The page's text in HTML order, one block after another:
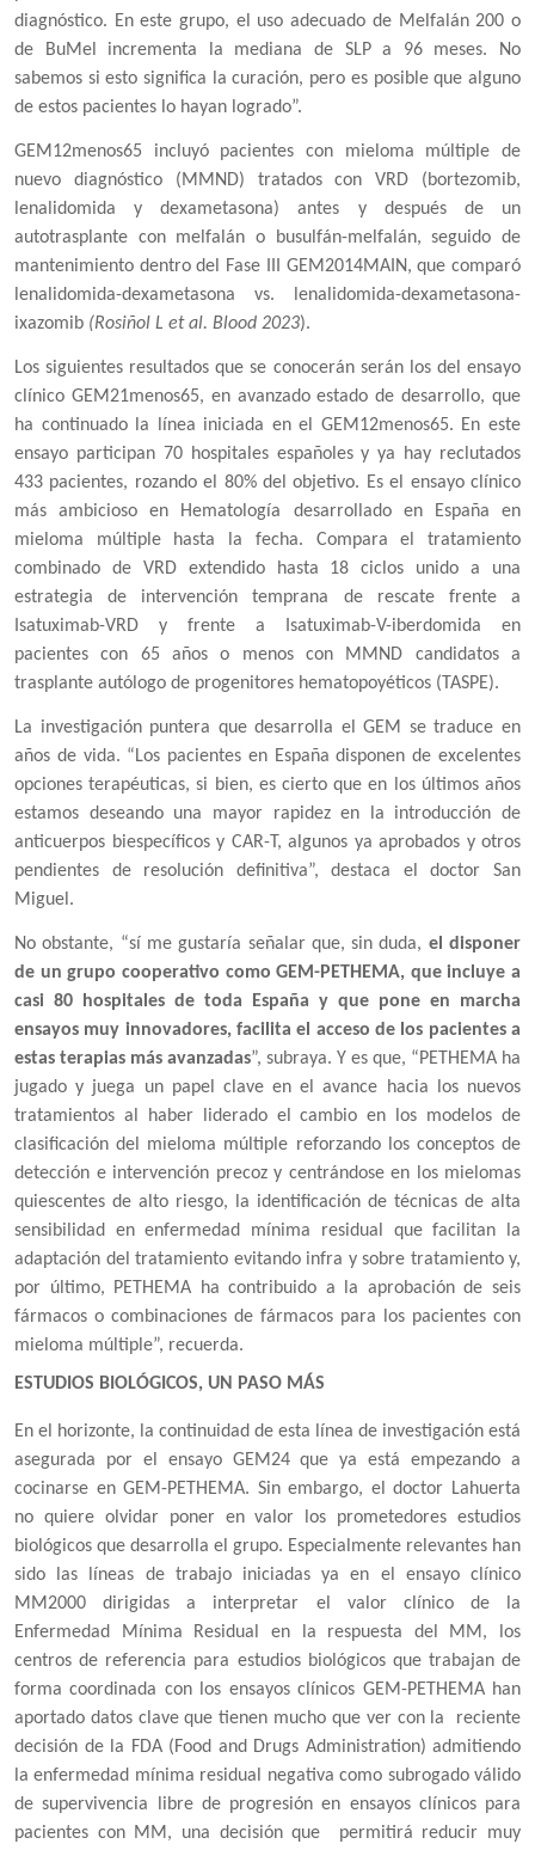
diagnóstico. En este grupo, el uso adecuado de Melfalán 200 o
de BuMel incrementa la mediana de SLP a 96 meses. No
sabemos si esto significa la curación, pero es posible que alguno
de estos pacientes lo hayan logrado”.
GEM12menos65 incluyó pacientes con mieloma múltiple de
nuevo diagnóstico (MMND) tratados con VRD (bortezomib,
lenalidomida y dexametasona)antes y después de un
autotrasplante con melfalán o busulfán-melfalán, seguido de
mantenimiento dentro del Fase III GEM2014MAIN, que comparó
lenalidomida-dexametasona vs. lenalidomida-dexametasona-
ixazomib (Rosiñol L et al. Blood 2023).
Los siguientes resultados que se conocerán serán los del ensayo
clínico GEM21menos65, en avanzado estado de desarrollo, que
ha continuado la línea iniciada en el GEM12menos65. En este
ensayo participan 70 hospitales españoles y ya hay reclutados
433 pacientes, rozando el 80% del objetivo. Es el ensayo clínico
más ambicioso en Hematología desarrollado en España en
mieloma múltiple hasta la fecha. Compara el tratamiento
combinado de VRD extendido hasta 18 ciclos unido a una
estrategia de intervención temprana de rescate frente a
Isatuximab-VRD y frente a Isatuximab-V-iberdomida en
pacientes con 65 años o menos con MMND candidatos a
trasplante autólogo de progenitores hematopoyéticos (TASPE).
La investigación puntera que desarrolla el GEM se traduce en
años de vida. “Los pacientes en España disponen de excelentes
opciones terapéuticas, si bien, es cierto que en los últimos años
estamos deseando una mayor rapidez en la introducción de
anticuerpos biespecíficos y CAR-T, algunos ya aprobados y otros
pendientes de resolución definitiva”, destaca el doctor San
Miguel.
No obstante, “sí me gustaría señalar que, sin duda, el disponer
de un grupo cooperativo como GEM-PETHEMA, que incluye a
casi 80 hospitales de toda España y que pone en marcha
ensayos muy innovadores, facilita el acceso de los pacientes a
estas terapias más avanzadas”, subraya. Y es que, “PETHEMA ha
jugado y juega un papel clave en el avance hacia los nuevos
tratamientos al haber liderado el cambio en los modelos de
clasificación del mieloma múltiple reforzando los conceptos de
detección e intervención precoz y centrándose en los mielomas
quiescentes de alto riesgo, la identificación de técnicas de alta
sensibilidad en enfermedad mínima residual que facilitan la
adaptación del tratamiento evitando infra y sobre tratamiento y,
por último, PETHEMA ha contribuido a la aprobación de seis
fármacos o combinaciones de fármacos para los pacientes con
mieloma múltiple”, recuerda.
ESTUDIOS BIOLÓGICOS, UN PASO MÁS
En el horizonte, la continuidad de esta línea de investigación está
asegurada por el ensayo GEM24 que ya está empezando a
cocinarse en GEM-PETHEMA. Sin embargo, el doctor Lahuerta
no quiere olvidar poner en valor los prometedores estudios
biológicos que desarrolla el grupo. Especialmente relevantes han
sido las líneas de trabajo iniciadas ya en el ensayo clínico
MM2000 dirigidas a interpretar el valor clínico de la
Enfermedad Mínima Residual en la respuesta del MM, los
centros de referencia para estudios biológicos que trabajan de
forma coordinada con los ensayos clínicos GEM-PETHEMA han
aportado datos clave que tienen mucho que ver con la reciente
decisión de la FDA (Food and Drugs Administration) admitiendo
la enfermedad mínima residual negativa como subrogado válido
de supervivencia libre de progresión en ensayos clínicos para
pacientes con MM, una decisión que permitirá reducir muy